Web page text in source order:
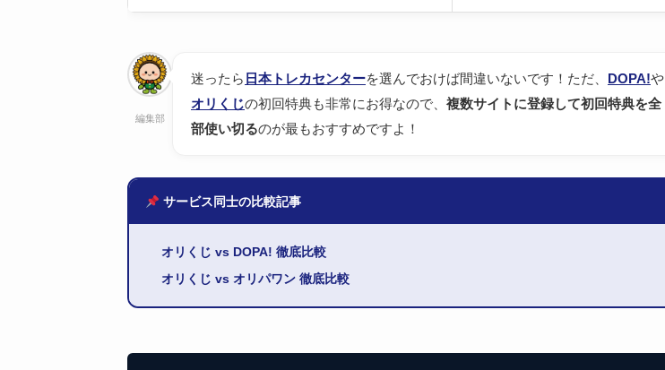
編集部
迷ったら 日本トレカセンターを選んでおけば間違いないです！ただ、 DOPA!や
オリくじの初回特典も非常にお得なので、 複数サイトに登録して初回特典を全
部使い切るのが最もおすすめですよ！
サービス同士の比較記事
オリくじ vs DOPA! 徹底比較
オリくじ vs オリパワン 徹底比較